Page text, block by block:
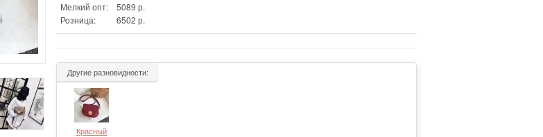
Мелкий опт:
5089 р.
Розница:
6502 р.
Другие разновидности:
Красный